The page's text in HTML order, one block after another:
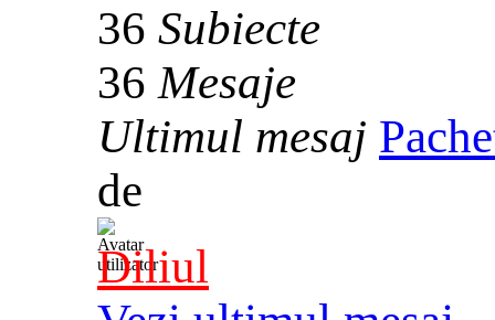
36 Subiecte
36 Mesaje
Ultimul mesaj
de
Diliul